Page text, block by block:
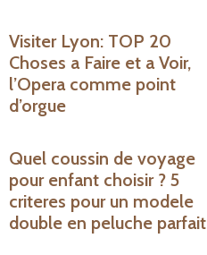
Visiter Lyon: TOP 20
Choses a Faire et a Voir,
l’Opera comme point
d’orgue
Quel coussin de voyage
pour enfant choisir ? 5
criteres pour un modele
double en peluche parfait